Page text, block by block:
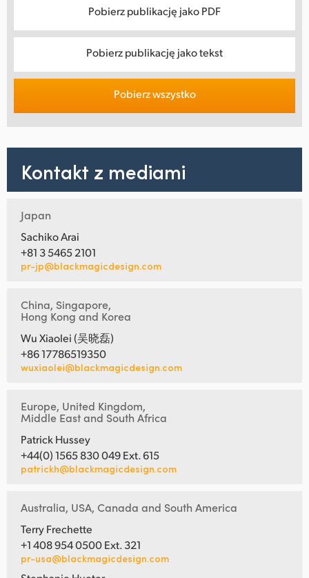
Pobierz publikację jako PDF
Pobierz publikację jako tekst
Pobierz wszystko
Kontakt z mediami
Japan
Sachiko Arai
+81 3 5465 2101
pr-jp@blackmagicdesign.com
China, Singapore,
Hong Kong and Korea
Wu Xiaolei (吴晓磊)
+86 17786519350
wuxiaolei@blackmagicdesign.com
Europe, United Kingdom,
Middle East and South Africa
Patrick Hussey
+44(0) 1565 830 049 Ext. 615
patrickh@blackmagicdesign.com
Australia, USA, Canada and South America
Terry Frechette
+1 408 954 0500 Ext. 321
pr-usa@blackmagicdesign.com